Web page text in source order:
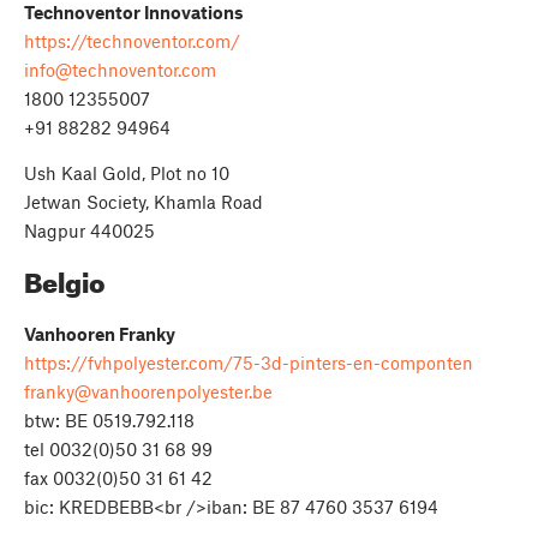
Technoventor Innovations
https://technoventor.com/
info@technoventor.com
1800 12355007
+91 88282 94964
Ush Kaal Gold, Plot no 10
Jetwan Society, Khamla Road
Nagpur 440025
Belgio
Vanhooren Franky
https://fvhpolyester.com/75-3d-pinters-en-componten
franky@vanhoorenpolyester.be
btw: BE 0519.792.118
tel 0032(0)50 31 68 99
fax 0032(0)50 31 61 42
bic: KREDBEBB<br />iban: BE 87 4760 3537 6194